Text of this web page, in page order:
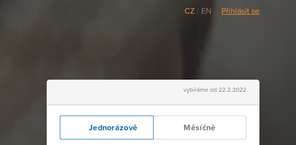
CZ / EN Přihlásit se
vybíráme od 22.2.2022
Jednorázově Měsíčně